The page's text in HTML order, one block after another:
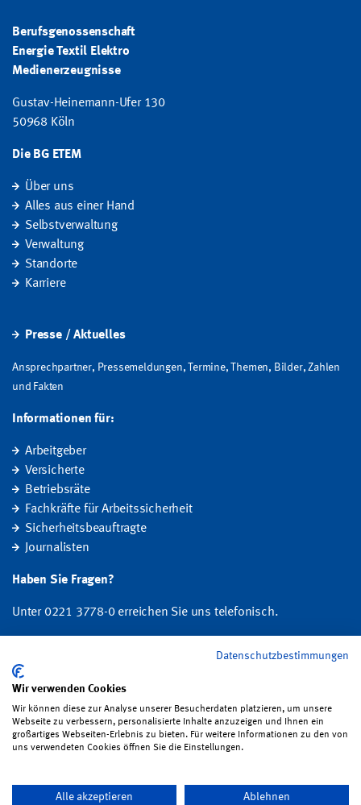
Berufsgenossenschaft
Energie Textil Elektro
Medienerzeugnisse
Gustav-Heinemann-Ufer 130
50968 Köln
Die BG ETEM
Über uns
Alles aus einer Hand
Selbstverwaltung
Verwaltung
Standorte
Karriere
Presse / Aktuelles
Ansprechpartner, Pressemeldungen, Termine, Themen, Bilder, Zahlen
und Fakten
Informationen für:
Arbeitgeber
Versicherte
Betriebsräte
Fachkräfte für Arbeitssicherheit
Sicherheitsbeauftragte
Journalisten
Haben Sie Fragen?
Unter 0221 3778-0 erreichen Sie uns telefonisch.
Entschädigung, Prävention sowie Fragen zu Mitgliedschaft und Beitrag.
Folgen Sie uns:
Barrierefreiheit·Bildrechte
Datenschutzbestimmungen
Wir verwenden Cookies
Wir können diese zur Analyse unserer Besucherdaten platzieren, um unsere
Webseite zu verbessern, personalisierte Inhalte anzuzeigen und Ihnen ein
großartiges Webseiten-Erlebnis zu bieten. Für weitere Informationen zu den von
uns verwendeten Cookies öffnen Sie die Einstellungen.
Alle akzeptieren Ablehnen